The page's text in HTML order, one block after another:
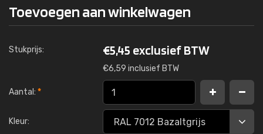
Toevoegen aan winkelwagen
Stukprijs: €5,45 exclusief BTW
€6,59 inclusief BTW
Aantal: *
Kleur: